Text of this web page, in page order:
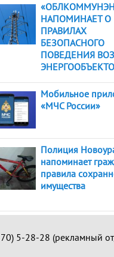
НАПОМИНАЕТ О
ПРАВИЛАХ
БЕЗОПАСНОГО
ПОВЕДЕНИЯ
Мобильное
«МЧС России»
Полиция
напоминает
правила
имущества
5-28-28 (рекламный